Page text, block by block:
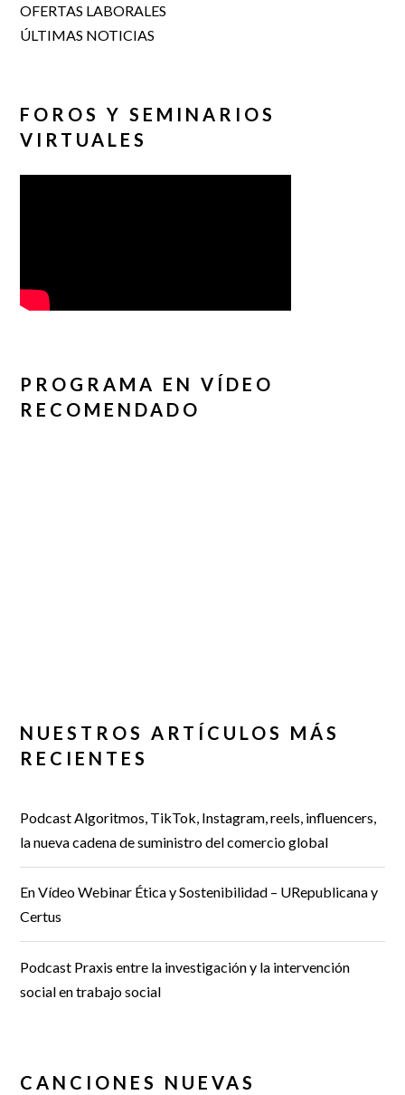
OFERTAS LABORALES
ÚLTIMAS NOTICIAS
FOROS Y SEMINARIOS
VIRTUALES
PROGRAMA EN VÍDEO
RECOMENDADO
NUESTROS ARTÍCULOS MÁS
RECIENTES
Podcast Algoritmos, TikTok, Instagram, reels, influencers,
la nueva cadena de suministro del comercio global
En Vídeo Webinar Ética y Sostenibilidad – URepublicana y
Certus
Podcast Praxis entre la investigación y la intervención
social en trabajo social
CANCIONES NUEVAS